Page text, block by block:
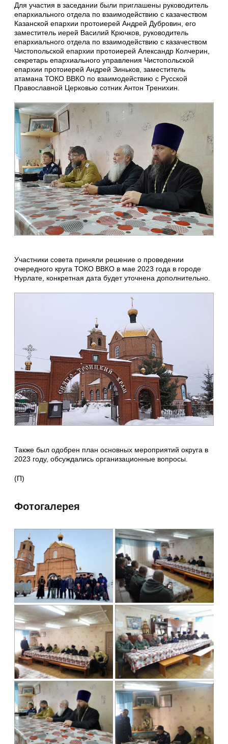
Для участия в заседании были приглашены руководитель
епархиального отдела по взаимодействию с казачеством
Казанской епархии протоиерей Андрей Дубровин, его
заместитель иерей Василий Крючков, руководитель
епархиального отдела по взаимодействию с казачеством
Чистопольской епархии протоиерей Александр Колчерин,
секретарь епархиального управления Чистопольской
епархии протоиерей Андрей Зиньков, заместитель
атамана ТОКО ВВКО по взаимодействию с Русской
Православной Церковью сотник Антон Тренихин.
Участники совета приняли решение о проведении
очередного круга ТОКО ВВКО в мае 2023 года в городе
Нурлате, конкретная дата будет уточнена дополнительно.
Также был одобрен план основных мероприятий округа в
2023 году, обсуждались организационные вопросы.
(П)
Фотогалерея